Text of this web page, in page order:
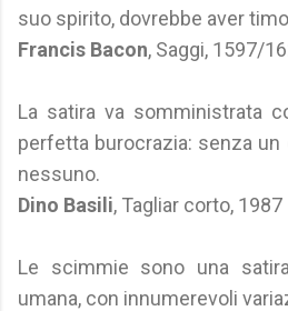
suo spirito, dovrebbe aver
Francis Bacon, Saggi, 1597/
La satira va somministrata
perfetta burocrazia: senza
nessuno.
Dino Basili, Tagliar corto, 1987
Le scimmie sono una
umana, con innumerevoli